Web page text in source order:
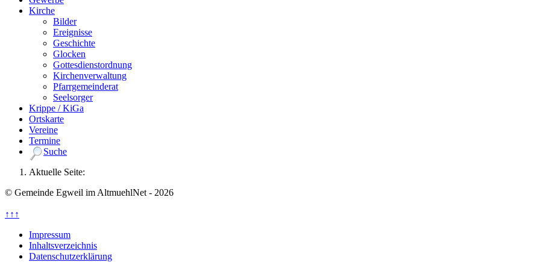
Kirche
Bilder
Ereignisse
Geschichte
Glocken
Gottesdienstordnung
Kirchenverwaltung
Pfarrgemeinderat
Seelsorger
Krippe / KiGa
Ortskarte
Vereine
Termine
Suche
Aktuelle Seite:
© Gemeinde Egweil im AltmuehlNet - 2026
↑↑↑
Impressum
Inhaltsverzeichnis
Datenschutzerklärung